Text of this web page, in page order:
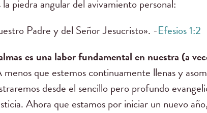
piedra angular del avivamiento personal:
Padre y del Señor Jesucristo». -Efesios 1:2
es una labor fundamental en nuestra (a
menos que estemos continuamente llenas y
desde el sencillo pero profundo
Ahora que estamos por iniciar un nuevo